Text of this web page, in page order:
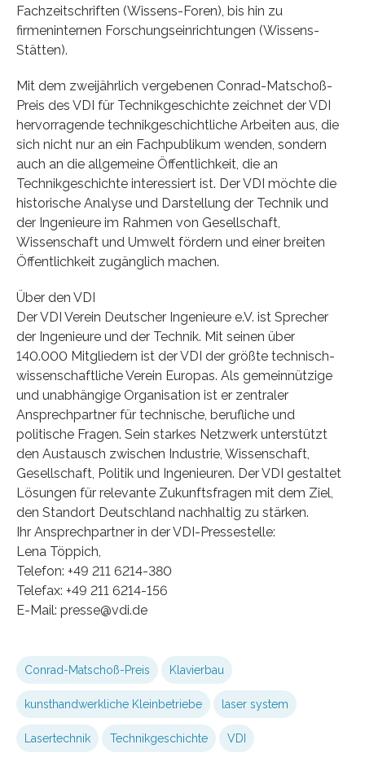
Fachzeitschriften (Wissens-Foren), bis hin zu
firmeninternen Forschungseinrichtungen (Wissens-
Stätten).
Mit dem zweijährlich vergebenen Conrad-Matschoß-
Preis des VDI für Technikgeschichte zeichnet der VDI
hervorragende technikgeschichtliche Arbeiten aus, die
sich nicht nur an ein Fachpublikum wenden, sondern
auch an die allgemeine Öffentlichkeit, die an
Technikgeschichte interessiert ist. Der VDI möchte die
historische Analyse und Darstellung der Technik und
der Ingenieure im Rahmen von Gesellschaft,
Wissenschaft und Umwelt fördern und einer breiten
Öffentlichkeit zugänglich machen.
Über den VDI
Der VDI Verein Deutscher Ingenieure e.V. ist Sprecher
der Ingenieure und der Technik. Mit seinen über
140.000 Mitgliedern ist der VDI der größte technisch-
wissenschaftliche Verein Europas. Als gemeinnützige
und unabhängige Organisation ist er zentraler
Ansprechpartner für technische, berufliche und
politische Fragen. Sein starkes Netzwerk unterstützt
den Austausch zwischen Industrie, Wissenschaft,
Gesellschaft, Politik und Ingenieuren. Der VDI gestaltet
Lösungen für relevante Zukunftsfragen mit dem Ziel,
den Standort Deutschland nachhaltig zu stärken.
Ihr Ansprechpartner in der VDI-Pressestelle:
Lena Töppich,
Telefon: +49 211 6214-380
Telefax: +49 211 6214-156
E-Mail: presse@vdi.de
Conrad-Matschoß-Preis Klavierbau
kunsthandwerkliche Kleinbetriebe laser system
Lasertechnik Technikgeschichte VDI